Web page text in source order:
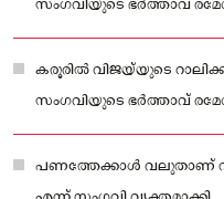
സംഗവിയുടെ ഭർത്താവ് രമേശ്
കരൂരിൽ വിജയ്‌യുടെ
സംഗവിയുടെ ഭർത്താവ് രമേശ്
പണത്തേക്കാൾ വലുതാണ്